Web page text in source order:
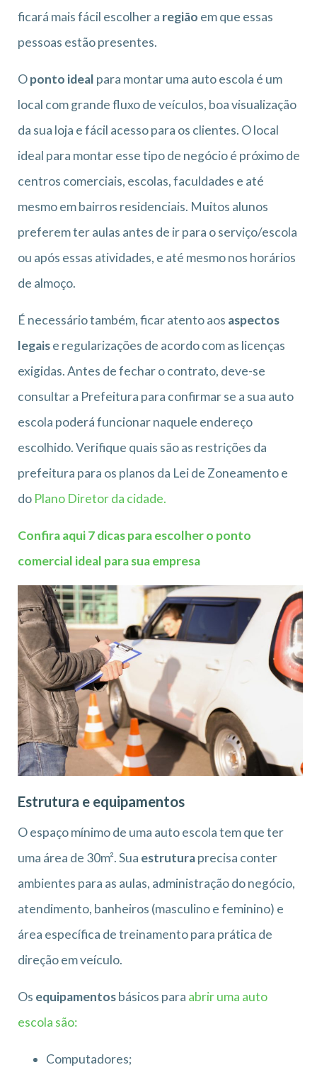
ficará mais fácil escolher a região em que essas
pessoas estão presentes.
Oponto ideal para montar uma auto escola é um
local com grande fluxo de veículos, boa visualização
da sua loja e fácil acesso para os clientes. O local
ideal para montar esse tipo de negócio é próximo de
centros comerciais, escolas, faculdades e até
mesmo em bairros residenciais. Muitos alunos
preferem ter aulas antes de ir para o serviço/escola
ou após essas atividades, e até mesmo nos horários
de almoço.
É necessário também, ficar atento aos aspectos
legaise regularizações de acordo com as licenças
exigidas. Antes de fechar o contrato, deve-se
consultar a Prefeitura para confirmar se a sua auto
escola poderá funcionar naquele endereço
escolhido. Verifique quais são as restrições da
prefeitura para os planos da Lei de Zoneamento e
do Plano Diretor da cidade.
Confira aqui 7 dicas para escolher o ponto
comercial ideal para sua empresa
Estrutura e equipamentos
O espaço mínimo de uma auto escola tem que ter
uma área de 30m². Sua estruturaprecisa conter
ambientes para as aulas, administração do negócio,
atendimento, banheiros (masculino e feminino) e
área específica de treinamento para prática de
direção em veículo.
Os equipamentosbásicos para abrir uma auto
escola são:
Computadores;